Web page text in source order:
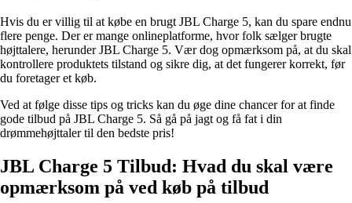
Hvis du er villig til at købe en brugt JBL Charge 5, kan du spare endnu
flere penge. Der er mange onlineplatforme, hvor folk sælger brugte
højttalere, herunder JBL Charge 5. Vær dog opmærksom på, at du skal
kontrollere produktets tilstand og sikre dig, at det fungerer korrekt, før
du foretager et køb.
Ved at følge disse tips og tricks kan du øge dine chancer for at finde
gode tilbud på JBL Charge 5. Så gå på jagt og få fat i din
drømmehøjttaler til den bedste pris!
JBL Charge 5 Tilbud: Hvad du skal være
opmærksom på ved køb på tilbud